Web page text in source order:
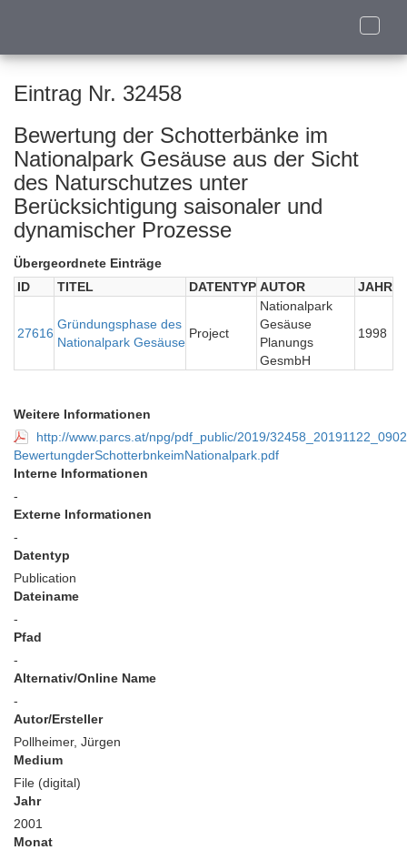
Toggle
Eintrag Nr. 32458
Bewertung der Schotterbänke im
Nationalpark Gesäuse aus der Sicht
des Naturschutzes unter
Berücksichtigung saisonaler und
dynamischer Prozesse
Übergeordnete Einträge
ID
TITEL DATENTYP AUTOR JAHR
27616
Gründungsphase des
Nationalpark Gesäuse
Project
Nationalpark
Gesäuse
Planungs
GesmbH
1998
Weitere Informationen
http://www.parcs.at/npg/pdf_public/2019/
BewertungderSchotterbnkeimNationalpark.pdf
Interne Informationen
-
Externe Informationen
-
Datentyp
Publication
Dateiname
-
Pfad
-
Alternativ/Online Name
-
Autor/Ersteller
Pollheimer, Jürgen
Medium
File (digital)
Jahr
2001
Monat